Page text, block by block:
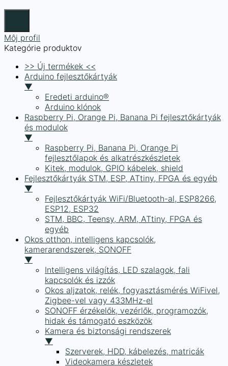
Môj profil
Kategórie produktov
>> Új termékek <<
Arduino fejlesztőkártyák
▼
Eredeti arduino®
Arduino klónok
Raspberry Pi, Orange Pi, Banana Pi fejlesztőkártyák
és modulok
▼
Raspberry Pi, Banana Pi, Orange Pi
fejlesztőlapok és alkatrészkészletek
Kitek, modulok, GPIO kábelek, shield
Fejlesztőkártyák STM, ESP, ATtiny, FPGA és egyéb
▼
Fejlesztőkártyák WiFi/Bluetooth-al, ESP8266,
ESP12, ESP32
STM, BBC, Teensy, ARM, ATtiny, FPGA és
egyéb
Okos otthon, intelligens kapcsolók,
kamerarendszerek, SONOFF
▼
Intelligens világítás, LED szalagok, fali
kapcsolók és izzók
Okos aljzatok, relék, fogyasztásmérés WiFivel,
Zigbee-vel vagy 433MHz-el
SONOFF érzékelők, vezérlők, programozók,
hidak és támogató eszközök
Kamera és biztonsági rendszerek
▼
Szerverek, HDD, kábelezés, matricák
Videokamera készletek